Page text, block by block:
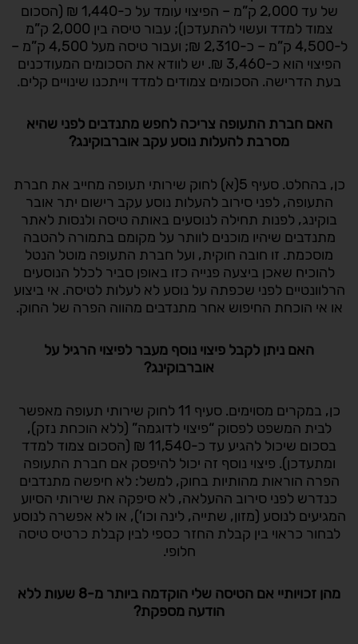
של עד 2,000 ק”מ – הפיצוי עומד על כ-1,440 ₪ (הסכום
צמוד למדד ועשוי להתעדכן); עבור טיסה בין 2,000 ק”מ
ל-4,500 ק”מ – כ-2,310 ₪; ועבור טיסה מעל 4,500 ק”מ –
הפיצוי הוא כ-3,460 ₪. יש לוודא את הסכומים המעודכנים
בעת הדרישה. הסכומים צמודים למדד וייתכנו שינויים קלים.
האם חברת התעופה צריכה לחפש מתנדבים לפני שהיא
מסרבת להעלות נוסע עקב אוברבוקינג?
כן, בהחלט. סעיף 5(א) לחוק שירותי תעופה מחייב את חברת
התעופה, לפני סירוב להעלות נוסע עקב רישום יתר אובר
בוקינג, לפנות תחילה לנוסעים באותה טיסה ולנסות לאתר
מתנדבים שיהיו מוכנים לוותר על מקומם בתמורה להטבה
מוסכמת. זו חובה חוקית, ועל חברת התעופה מוטל הנטל
להוכיח שאכן ביצעה פנייה כזו באופן סביר לכלל הנוסעים
הרלוונטיים לפני שכפתה על נוסע לא לעלות לטיסה. אי ביצוע
או אי הוכחת החיפוש אחר מתנדבים מהווה הפרה של החוק.
האם ניתן לקבל פיצוי נוסף מעבר לפיצוי הרגיל על
אוברבוקינג?
כן, במקרים מסוימים. סעיף 11 לחוק שירותי תעופה מאפשר
לבית המשפט לפסוק “פיצוי לדוגמה” (ללא הוכחת נזק),
בסכום שיכול להגיע עד כ-11,540 ₪ (הסכום צמוד למדד
ומתעדכן). פיצוי נוסף זה יכול להיפסק אם חברת התעופה
הפרה הוראות מהותיות בחוק, למשל: לא חיפשה מתנדבים
כנדרש לפני סירוב ההעלאה, לא סיפקה את שירותי הסיוע
המגיעים לנוסע (מזון, שתייה, לינה וכו’), או לא אפשרה לנוסע
לבחור כראוי בין קבלת החזר כספי לבין קבלת כרטיס טיסה
חלופי.
מהן זכויותיי אם הטיסה שלי הוקדמה ביותר מ-8 שעות ללא
הודעה מספקת?